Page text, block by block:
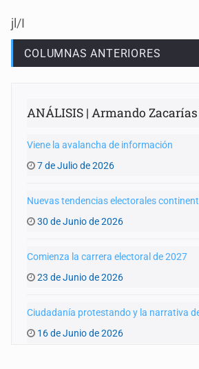
jl/I
COLUMNAS ANTERIORES
ANÁLISIS | Armando
Viene la avalancha de información
7 de Julio de 2026
Nuevas tendencias electorales
30 de Junio de 2026
Comienza la carrera electoral de 2027
23 de Junio de 2026
Ciudadanía protestando y la narrativa
16 de Junio de 2026